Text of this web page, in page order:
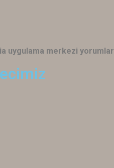
uygulama merkezi yorumlar